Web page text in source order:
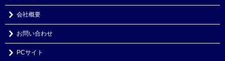
会社概要
お問い合わせ
PCサイト